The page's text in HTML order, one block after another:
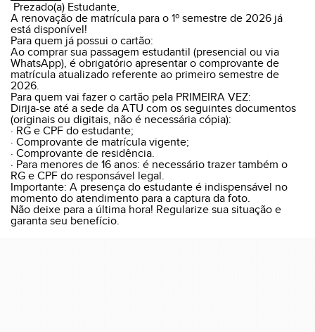
Prezado(a) Estudante,
A renovação de matrícula para o 1º semestre de 2026 já
está disponível!
Para quem já possui o cartão:
Ao comprar sua passagem estudantil (presencial ou via
WhatsApp), é obrigatório apresentar o comprovante de
matrícula atualizado referente ao primeiro semestre de
2026.
Para quem vai fazer o cartão pela PRIMEIRA VEZ:
Dirija-se até a sede da ATU com os seguintes documentos
(originais ou digitais, não é necessária cópia):
· RG e CPF do estudante;
· Comprovante de matrícula vigente;
· Comprovante de residência.
· Para menores de 16 anos: é necessário trazer também o
RG e CPF do responsável legal.
Importante: A presença do estudante é indispensável no
momento do atendimento para a captura da foto.
Não deixe para a última hora! Regularize sua situação e
garanta seu benefício.
© Sistema Integrado Municipal Versão Desktop